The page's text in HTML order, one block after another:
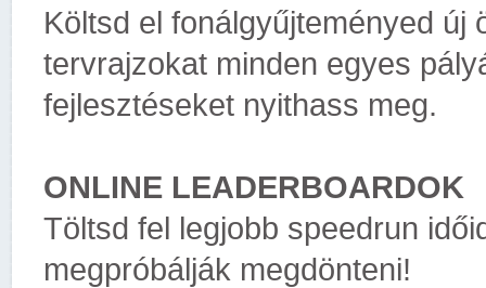
Költsd el fonálgyűjteményed
tervrajzokat minden egyes
fejlesztéseket nyithass meg.
ONLINE LEADERBOARDOK
Töltsd fel legjobb speedrun
megpróbálják megdönteni!